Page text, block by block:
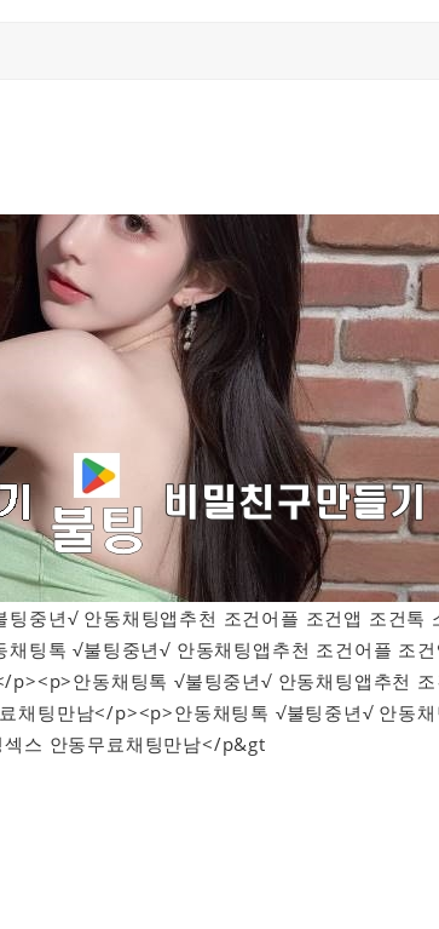
중년√ 안동채팅앱추천 조건어플 조건앱 조건톡
팅톡 √불팅중년√ 안동채팅앱추천 조건어플 조건
p><p>안동채팅톡 √불팅중년√ 안동채팅앱추천 조
채팅만남</p><p>안동채팅톡 √불팅중년√ 안동채
스 안동무료채팅만남</p&gt